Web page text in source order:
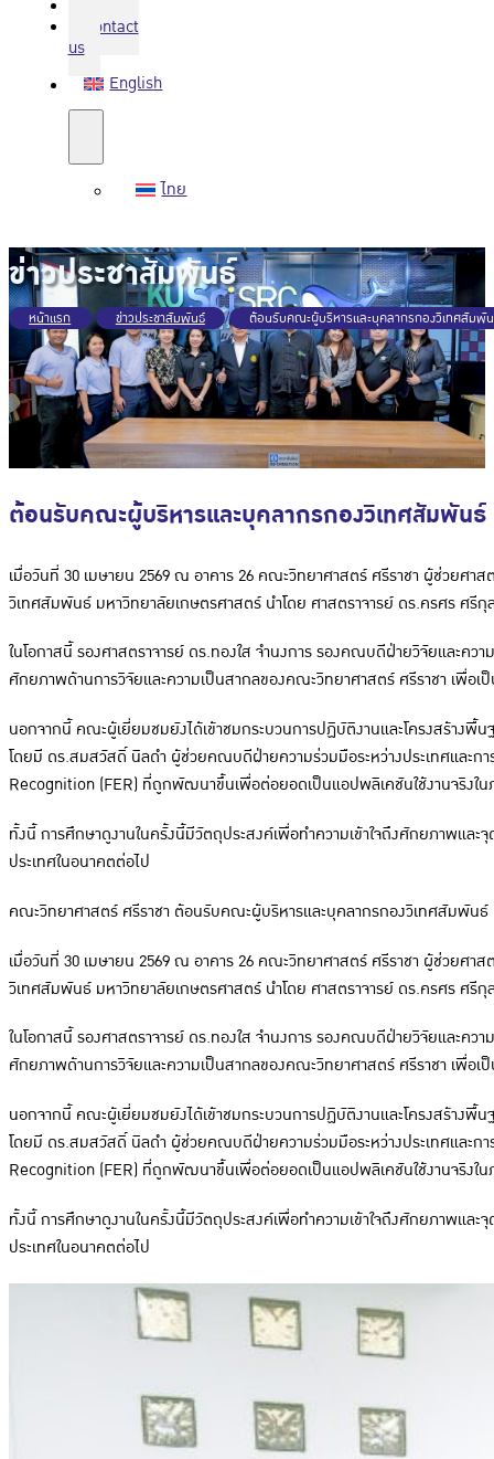
Contact
us
English
ไทย
ข่าวประชาสัมพันธ์
หน้าแรก / ข่าวประชาสัมพันธ์ / ต้อนรับคณะผู้บริหารและบุคลากรกองวิเทศสัมพั
ต้อนรับคณะผู้บริหารและบุคลากรกองวิเทศสัมพัน
เมื่อวันที่ 30 เมษายน 2569 ณ อาคาร 26 คณะวิทยาศาสตร์ ศรีราชา ผู้ช่วย
วิเทศสัมพันธ์ มหาวิทยาลัยเกษตรศาสตร์ นำโดย ศาสตราจารย์ ดร.ครศร ศรี
ในโอกาสนี้ รองศาสตราจารย์ ดร.ทองใส จำนงการ รองคณบดีฝ่ายวิจัยและค
ศักยภาพด้านการวิจัยและความเป็นสากลของคณะวิทยาศาสตร์ ศรีราชา เพื่อเ
นอกจากนี้ คณะผู้เยี่ยมชมยังได้เข้าชมกระบวนการปฏิบัติงานและโครงสร้า
โดยมี ดร.สมสวัสดิ์ นิลดำ ผู้ช่วยคณบดีฝ่ายความร่วมมือระหว่างประเทศและก
Recognition (FER) ที่ถูกพัฒนาขึ้นเพื่อต่อยอดเป็นแอปพลิเคชันใช้งานจริงใ
ทั้งนี้ การศึกษาดูงานในครั้งนี้มีวัตถุประสงค์เพื่อทำความเข้าใจถึงศักยภาพและ
ประเทศในอนาคตต่อไป
คณะวิทยาศาสตร์ ศรีราชา ต้อนรับคณะผู้บริหารและบุคลากรกองวิเทศสัมพัน
เมื่อวันที่ 30 เมษายน 2569 ณ อาคาร 26 คณะวิทยาศาสตร์ ศรีราชา ผู้ช่วย
วิเทศสัมพันธ์ มหาวิทยาลัยเกษตรศาสตร์ นำโดย ศาสตราจารย์ ดร.ครศร ศรี
ในโอกาสนี้ รองศาสตราจารย์ ดร.ทองใส จำนงการ รองคณบดีฝ่ายวิจัยและค
ศักยภาพด้านการวิจัยและความเป็นสากลของคณะวิทยาศาสตร์ ศรีราชา เพื่อเ
นอกจากนี้ คณะผู้เยี่ยมชมยังได้เข้าชมกระบวนการปฏิบัติงานและโครงสร้า
โดยมี ดร.สมสวัสดิ์ นิลดำ ผู้ช่วยคณบดีฝ่ายความร่วมมือระหว่างประเทศและก
Recognition (FER) ที่ถูกพัฒนาขึ้นเพื่อต่อยอดเป็นแอปพลิเคชันใช้งานจริงใ
ทั้งนี้ การศึกษาดูงานในครั้งนี้มีวัตถุประสงค์เพื่อทำความเข้าใจถึงศักยภาพและ
ประเทศในอนาคตต่อไป